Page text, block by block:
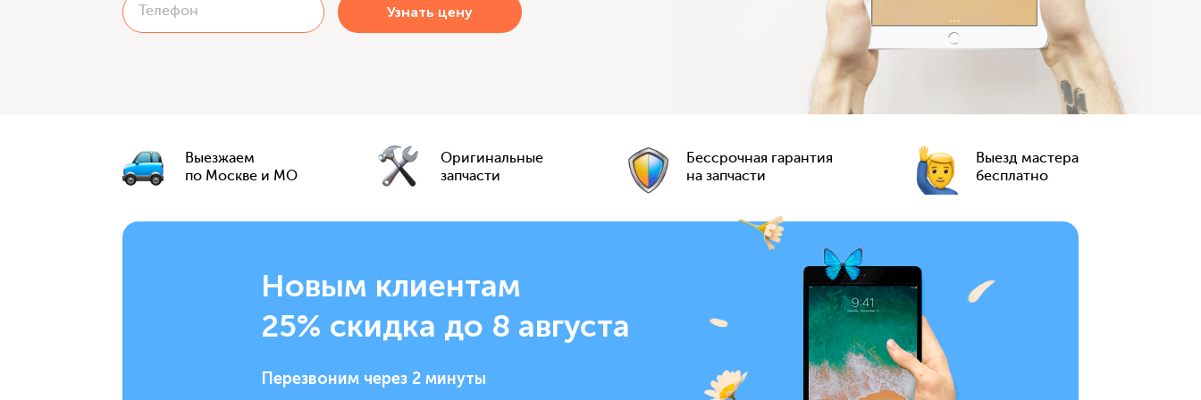
Выезжаем
по Москве и МО
Оригинальные
запчасти
Бессрочная гарантия
на запчасти
Выезд мастера
бесплатно
Новым клиентам
25% скидка до 8 августа
Перезвоним через 2 минуты